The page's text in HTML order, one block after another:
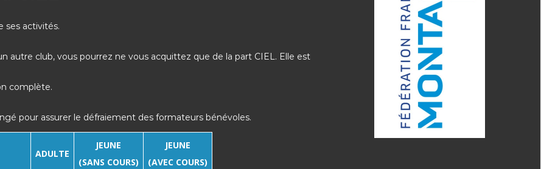
ses activités.
autre club, vous pourrez ne vous acquittez que de la part CIEL. Elle est
complète.
pour assurer le défraiement des formateurs bénévoles.
ADULTE
JEUNE
(SANS COURS)
JEUNE
(AVEC COURS)